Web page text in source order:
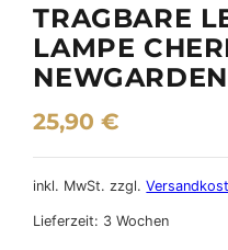
TRAGBARE
LAMPE
NEWGARDEN
25,90€
inkl. MwSt. zzgl.
Lieferzeit: 3 Wochen